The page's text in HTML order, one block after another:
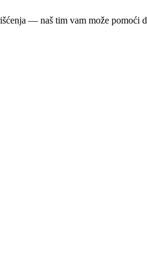
— naš tim vam može pomoći